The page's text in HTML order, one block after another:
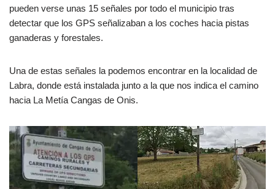
pueden verse unas 15 señales por todo el municipio tras
detectar que los GPS señalizaban a los coches hacia pistas
ganaderas y forestales.
Una de estas señales la podemos encontrar en la localidad de
Labra, donde está instalada junto a la que nos indica el camino
hacia La Metía Cangas de Onis.